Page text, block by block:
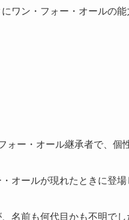
ワン・フォー・オールの能
ォー・オール継承者で、個
オールが現れたときに登場
名前も何代目かも不明でし